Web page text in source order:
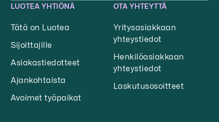
LUOTEA YHTIÖNÄ
Tätä on Luotea
Sijoittajille
Asiakastiedotteet
Ajankohtaista
Avoimet työpaikat
OTA YHTEYTTÄ
Yritysasiakkaan
yhteystiedot
Henkilöasiakkaan
yhteystiedot
Laskutusosoitteet